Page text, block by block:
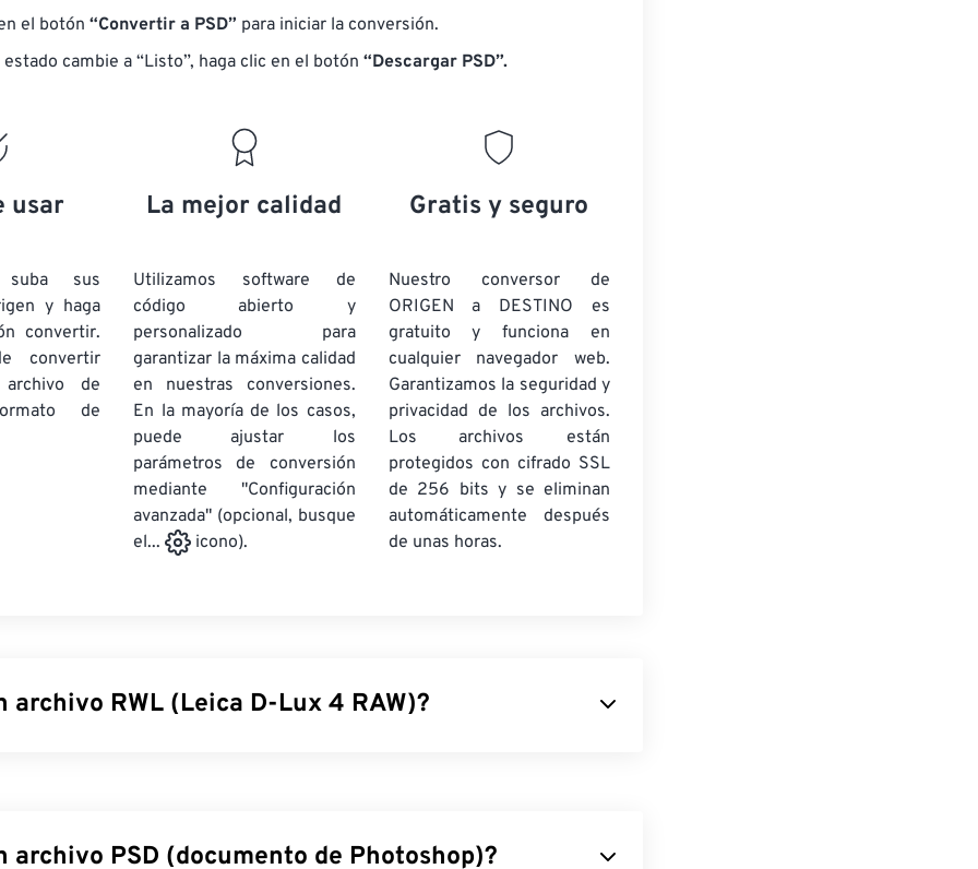
el botón “Convertir a PSD” para iniciar la conversión.
estado cambie a “Listo”, haga clic en el botón “Descargar PSD”.
usar
suba sus
y haga
convertir.
convertir
de
de
La mejor calidad
Utilizamos software de
código abierto y
personalizado para
garantizar la máxima calidad
en nuestras conversiones.
En la mayoría de los casos,
puede ajustar los
parámetros de conversión
mediante "Configuración
avanzada" (opcional, busque
el...
icono).
Gratis y seguro
Nuestro conversor de
ORIGEN a DESTINO es
gratuito y funciona en
cualquier navegador web.
Garantizamos la seguridad y
privacidad de los archivos.
Los archivos están
protegidos con cifrado SSL
de 256 bits y se eliminan
automáticamente después
de unas horas.
archivo RWL (Leica D-Lux 4 RAW)?
es la principal ventaja y beneficio de trabajar con este tipo de archivo RAW.
archivo PSD (documento de Photoshop)?